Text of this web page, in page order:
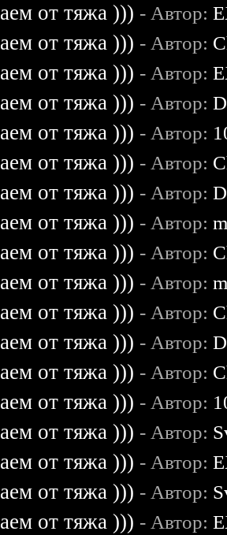
от тяжа ))) - Автор:
от тяжа ))) - Автор:
от тяжа ))) - Автор:
от тяжа ))) - Автор:
от тяжа ))) - Автор:
от тяжа ))) - Автор:
от тяжа ))) - Автор:
от тяжа ))) - Автор:
от тяжа ))) - Автор:
от тяжа ))) - Автор:
от тяжа ))) - Автор:
от тяжа ))) - Автор:
от тяжа ))) - Автор:
от тяжа ))) - Автор:
от тяжа ))) - Автор:
от тяжа ))) - Автор:
от тяжа ))) - Автор:
от тяжа ))) - Автор: